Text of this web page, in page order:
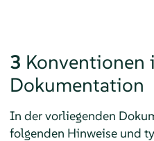
3 Konventionen
Dokumentation
In der vorliegenden
folgenden Hinweise und